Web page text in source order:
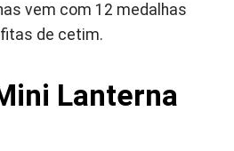
vem com 12 medalhas
de cetim.
Lanterna